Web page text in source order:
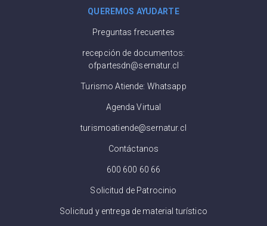
QUEREMOS AYUDARTE
Preguntas frecuentes
recepción de documentos:
ofpartesdn@sernatur.cl
Turismo Atiende: Whatsapp
Agenda Virtual
turismoatiende@sernatur.cl
Contáctanos
600 600 60 66
Solicitud de Patrocinio
Solicitud y entrega de material turístico